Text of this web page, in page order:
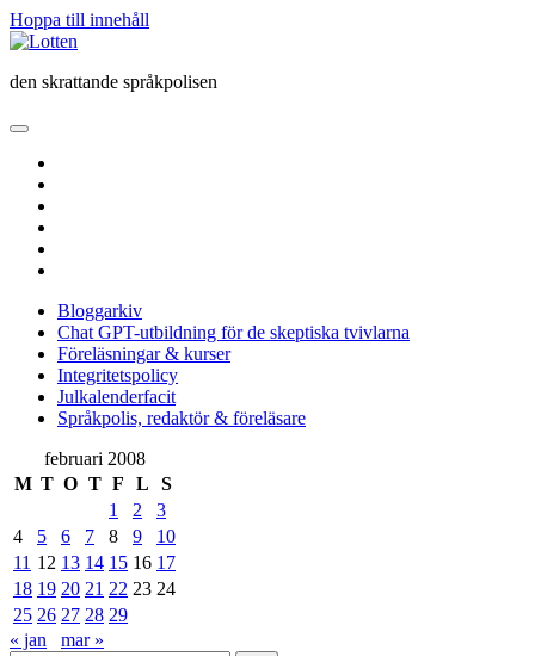
Hoppa till innehåll
Lotten
den skrattande språkpolisen
öppna
meny
Bloggarkiv
Chat GPT-utbildning för de skeptiska tvivlarna
Föreläsningar & kurser
Integritetspolicy
Julkalenderfacit
Språkpolis, redaktör & föreläsare
Sidopanel
februari 2008
M T O T F L
S
1
2
3
4
5 6 7 8 9
10
11 12 13 14 15 16 17
18 19 20 21 22 23 24
25 26 27 28 29
« jan
mar »